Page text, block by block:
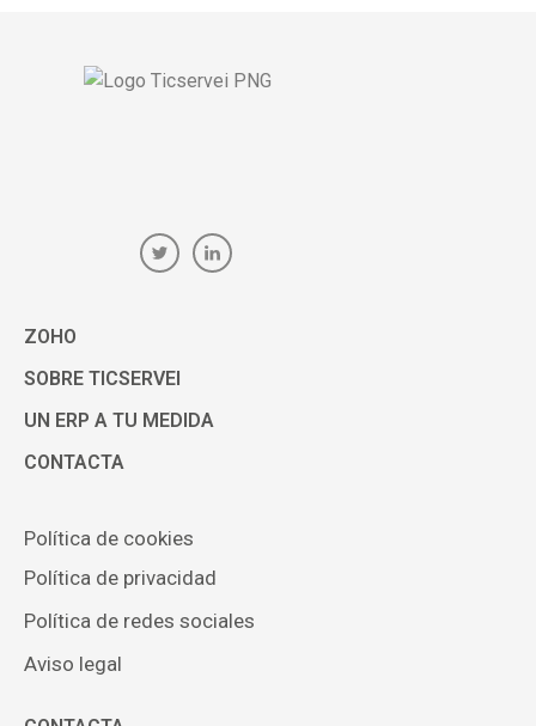
ZOHO
SOBRE TICSERVEI
UN ERP A TU MEDIDA
CONTACTA
Política de cookies
Política de privacidad
Política de redes sociales
Aviso legal